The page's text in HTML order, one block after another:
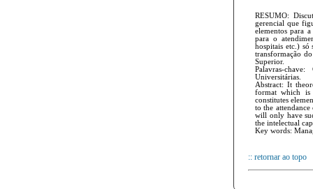
RESUMO:
gerencial que
elementos para
para o
hospitais etc.) só
transformação
Superior.
Palavras-
Universitárias.
Abstract: It
format which is
constitutes
to the
will only have
the intelectual
Key words:
:: retornar ao topo